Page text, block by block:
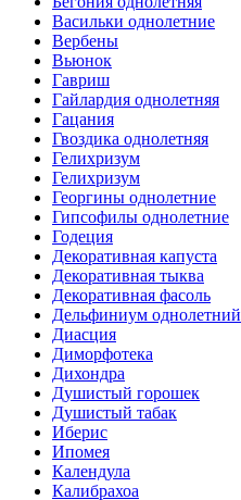
Васильки однолетние
Вербены
Вьюнок
Гавриш
Гайлардия однолетняя
Гацания
Гвоздика однолетняя
Гелихризум
Гелихризум
Георгины однолетние
Гипсофилы однолетние
Годеция
Декоративная капуста
Декоративная тыква
Декоративная фасоль
Дельфиниум однолетний
Диасция
Диморфотека
Дихондра
Душистый горошек
Душистый табак
Иберис
Ипомея
Календула
Калибрахоа